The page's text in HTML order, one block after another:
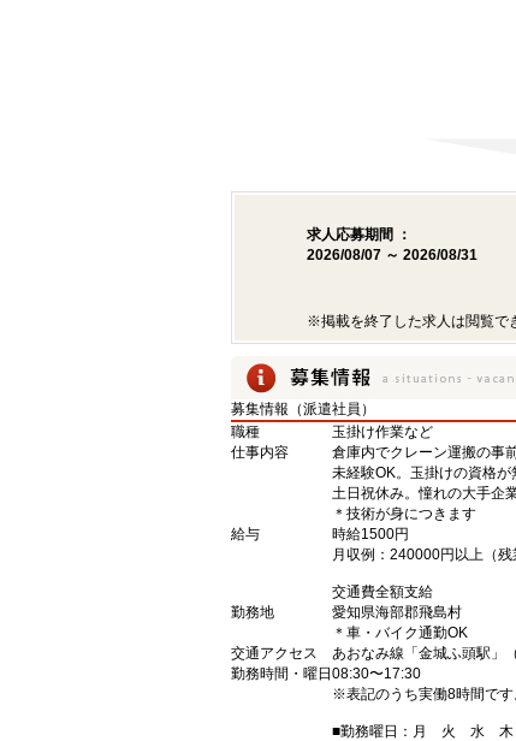
求人応募期間 ：
2026/08/07 ～ 2026/08/31
※掲載を終了した求人は閲覧で
募集情報（派遣社員）
職種
玉掛け作業など
仕事内容
倉庫内でクレーン運搬の事
未経験OK。玉掛けの資格が
土日祝休み。憧れの大手企
＊技術が身につきます
給与
時給1500円
月収例：240000円以上（残
交通費全額支給
勤務地
愛知県海部郡飛島村
＊車・バイク通勤OK
交通アクセス
あおなみ線「金城ふ頭駅」
勤務時間・曜日 08:30〜17:30
※表記のうち実働8時間です
■勤務曜日：月 火 水